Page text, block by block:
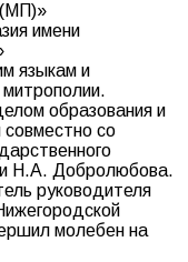
имени
языкам и
митрополии.
образования и
совместно со
Н.А. Добролюбова.
руководителя
молебен на